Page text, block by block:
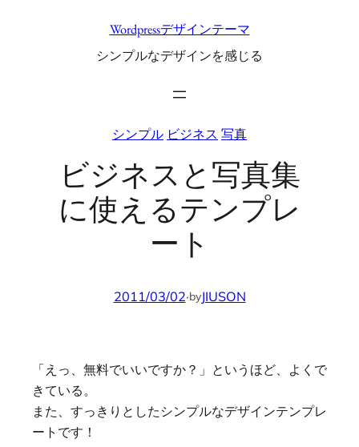
Wordpressデザインテーマ
シンプルなデザインを感じる
シンプル ビジネス 写真
ビジネスと写真集
に使えるテンプレ
ート
2011/03/02·byJIUSON
「えっ、無料でいいですか？」というほど、よくで
きている。
また、すっきりとしたシンプルなデザインテンプレ
ートです！